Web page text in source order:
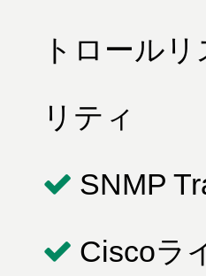
トロール
リティ
SNMP
Ciscoラ